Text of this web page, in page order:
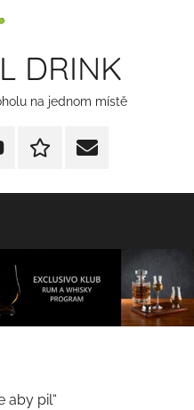
DRINK
na jednom místě
Redakční
E-
aby pil“